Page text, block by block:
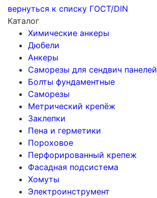
вернуться к списку ГОСТ/DIN
Каталог
Химические анкеры
Дюбели
Анкеры
Саморезы для сендвич панелей
Болты фундаментные
Саморезы
Метрический крепёж
Заклепки
Пена и герметики
Пороховое
Перфорированный крепеж
Фасадная подсистема
Хомуты
Электроинструмент